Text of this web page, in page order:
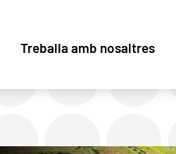
Treballa amb nosaltres